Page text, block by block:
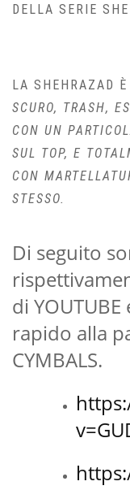
DELLA SERIE
LA SHEHRAZAD
SCURO, TRASH,
CON UN
SUL TOP, E
CON
STESSO.
Di seguito
di
rapido alla
CYMBALS.